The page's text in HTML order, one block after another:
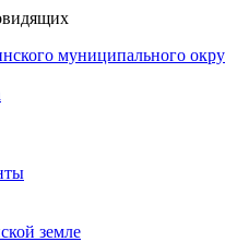
муниципального
земле